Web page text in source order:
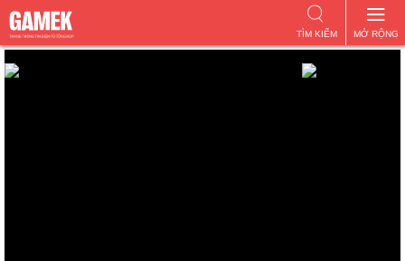
MỞ RỘNG
TÌM KIẾM